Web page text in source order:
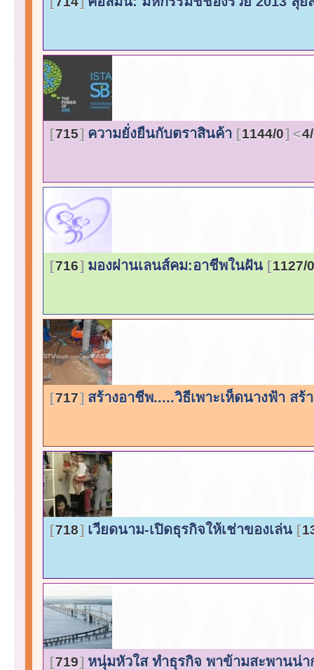
715 ความยั่งยืนกับตราสินค้า 1144/0
716 มองผ่านเลนส์คม:อาชีพในฝัน 1127/0
717 สร้างอาชีพ.....วิธีเพาะเห็ดนางฟ้า สร้
718 เวียดนาม-เปิดธุรกิจให้เช่าของเล่น
719 หนุ่มหัวใส ทำธุรกิจ พาข้ามสะพานน่